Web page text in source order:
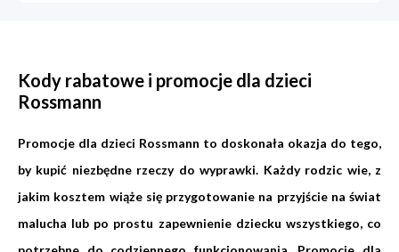
Kody rabatowe i promocje dla dzieci
Rossmann
Promocje dla dzieci Rossmann to doskonała okazja do tego,
by kupić niezbędne rzeczy do wyprawki. Każdy rodzic wie, z
jakim kosztem wiąże się przygotowanie na przyjście na świat
malucha lub po prostu zapewnienie dziecku wszystkiego, co